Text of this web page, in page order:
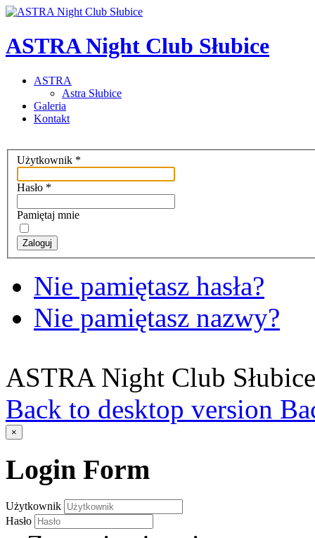
ASTRA Night Club Słubice
ASTRA
Astra Słubice
Galeria
Kontakt
Użytkownik *
Hasło *
Pamiętaj mnie
Zaloguj
Nie pamiętasz hasła?
Nie pamiętasz nazwy?
ASTRA Night Club Słubice
Back to desktop version
×
Login Form
Użytkownik
Hasło